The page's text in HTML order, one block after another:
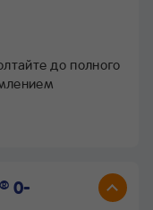
до полного
® 0-